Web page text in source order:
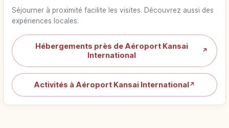
Séjourner à proximité facilite les visites. Découvrez aussi des
expériences locales.
Hébergements près de Aéroport Kansai
International
↗
Activités à Aéroport Kansai International↗